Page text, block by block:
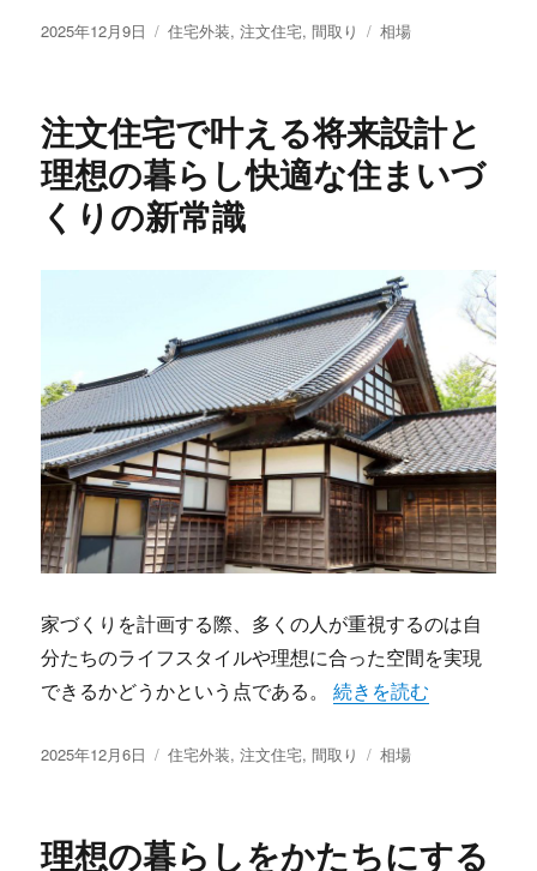
投
2025年12月9日
カ
ー
住宅外装,注文住宅,間取り
タ
相場
注文住宅で叶える将来設計と
理想の暮らし快適な住まいづ
くりの新常識
家づくりを計画する際、多くの人が重視するのは自
分たちのライフスタイルや理想に合った空間を実現
できるかどうかという点である。“注文住宅で叶える将
続きを読む
投
2025年12月6日
カ
ー
住宅外装,注文住宅,間取り
タ
相場
理想の暮らしをかたちにする